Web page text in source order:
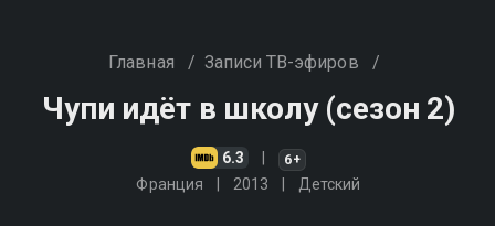
Главная / Записи ТВ-эфиров /
Чупи идёт в школу (сезон 2)
6.3 6+
Франция 2013 Детский